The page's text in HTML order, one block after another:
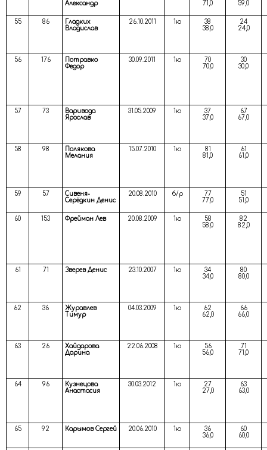
Александр 71,0 59,0
55 86
Гладких
Владислав
26.10.2011 1ю
38
38,0
24
24,0
56 176
Потравко
Федор
30.09.2011 1ю
70
70,0
30
30,0
57 73
Варивода
Ярослав
31.05.2009 1ю
37
37,0
67
67,0
58 98
Полякова
Мелания
15.07.2010 1ю
81
81,0
61
61,0
59 57
Сивеня-
Серёдкин Денис
20.08.2010 б/р
77
77,0
51
51,0
60 153 Фрейман Лев 20.08.2009 1ю
58
58,0
82
82,0
61 71 Зверев Денис 23.10.2007 1ю
34
34,0
80
80,0
62 36
Журавлев
Тимур
04.03.2009 1ю
62
62,0
66
66,0
63 26
Хайдарова
Дарина
22.06.2008 1ю
56
56,0
71
71,0
64 96
Кузнецова
Анастасия
30.03.2012 1ю
27
27,0
63
63,0
65 92 Карымов Сергей 20.06.2010 1ю
36
36,0
60
60,0